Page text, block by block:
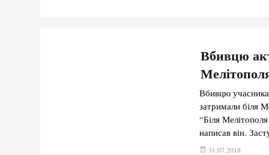
Вбивцю
Вбивцю учасника
затримали біля
“Біля
написав він.
цю інформацію
31.07.2018